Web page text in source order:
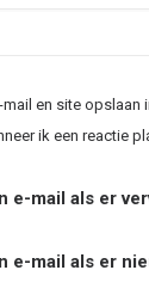
mail en site
ik een reactie
e-mail als er
e-mail als er